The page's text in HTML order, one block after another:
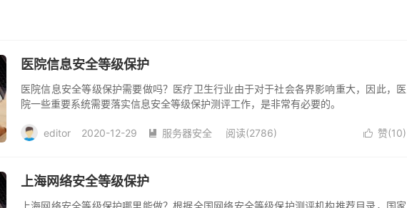
医院信息安全等级保护
医院信息安全等级保护需要做吗？医疗卫生行业由于对于社会各界影响重大，因此，医
院一些重要系统需要落实信息安全等级保护测评工作，是非常有必要的。
editor 2020-12-29  服务器安全 阅读(2786)  赞(10)
上海网络安全等级保护